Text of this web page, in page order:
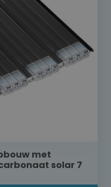
met
solar 7